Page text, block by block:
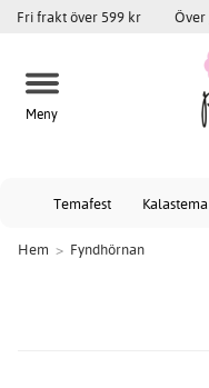
Fri frakt över 599 kr Över
Meny
Temafest Kalastema
Hem > Fyndhörnan